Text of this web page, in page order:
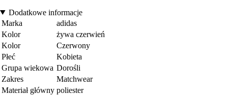
Dodatkowe informacje
Marka
adidas
Kolor
żywa czerwień
Kolor
Czerwony
Płeć
Kobieta
Grupa wiekowa Dorośli
Zakres
Matchwear
Materiał główny poliester